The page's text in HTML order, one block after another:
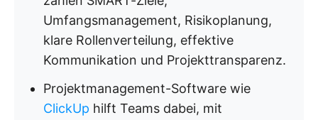
Umfangsmanagement, Risikoplanung,
klare Rollenverteilung, effektive
Kommunikation und Projekttransparenz.
Projektmanagement-Software wie
ClickUp hilft Teams dabei, mit